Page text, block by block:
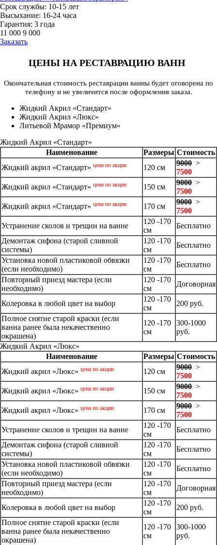
Срок службы: 10-15 лет
Высыхание: 16-24 часа
Гарантия: 3 года
11 000 9 000
Заказать
ЦЕНЫ НА РЕСТАВРАЦИЮ ВАНН
Окончательная стоимость реставрации ванны будет оговорена по
телефону и не увеличится после оформления заказа.
Жидкий Акрил «Стандарт»
Жидкий Акрил «Люкс»
Литьевой Мрамор «Премиум»
Жидкий Акрил «Стандарт»
Наименование
Размеры Стоимость
Жидкий акрил «Стандарт» цена по акции 120 см
9000 >
7500
Жидкий акрил «Стандарт» цена по акции 150 см
9000 >
7500
Жидкий акрил «Стандарт» цена по акции 170 см
9000 >
7500
Устранение сколов и трещин на ванне
120 -170
см
Бесплатно
Демонтаж сифона (старой сливной
системы)
120 -170
см
Бесплатно
Установка новой пластиковой обвязки
(если необходимо)
120 -170
см
Бесплатно
Повторный приезд мастера (если
необходимо)
120 -170
см
Договорная
Колеровка в любой цвет на выбор
120 -170
см
200 руб.
Полное снятие старой краски (если
ванна ранее была некачественно
окрашена)
120 -170
см
300-1000
руб.
Жидкий Акрил «Люкс»
Наименование
Размеры Стоимость
Жидкий акрил «Люкс» цена по акции 120 см
9000 >
7500
Жидкий акрил «Люкс» цена по акции 150 см
9000 >
7500
Жидкий акрил «Люкс» цена по акции 170 см
9000 >
7500
Устранение сколов и трещин на ванне
120 -170
см
Бесплатно
Демонтаж сифона (старой сливной
системы)
120 -170
см
Бесплатно
Установка новой пластиковой обвязки
(если необходимо)
120 -170
см
Бесплатно
Повторный приезд мастера (если
необходимо)
120 -170
см
Договорная
Колеровка в любой цвет на выбор
120 -170
см
200 руб.
Полное снятие старой краски (если
ванна ранее была некачественно
окрашена)
120 -170
см
300-1000
руб.